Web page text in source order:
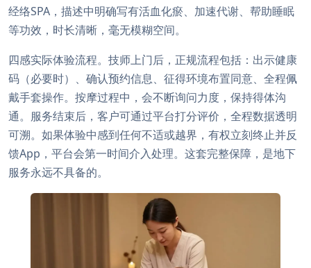
经络SPA，描述中明确写有活血化瘀、加速代谢、帮助睡眠
等功效，时长清晰，毫无模糊空间。
四感实际体验流程。技师上门后，正规流程包括：出示健康
码（必要时）、确认预约信息、征得环境布置同意、全程佩
戴手套操作。按摩过程中，会不断询问力度，保持得体沟
通。服务结束后，客户可通过平台打分评价，全程数据透明
可溯。如果体验中感到任何不适或越界，有权立刻终止并反
馈App，平台会第一时间介入处理。这套完整保障，是地下
服务永远不具备的。